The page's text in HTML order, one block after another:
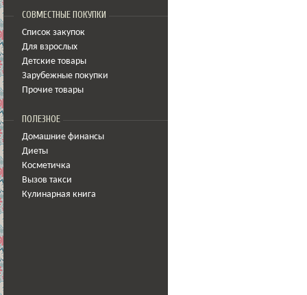
СОВМЕСТНЫЕ ПОКУПКИ
Список закупок
Для взрослых
Детские товары
Зарубежные покупки
Прочие товары
ПОЛЕЗНОЕ
Домашние финансы
Диеты
Косметичка
Вызов такси
Кулинарная книга